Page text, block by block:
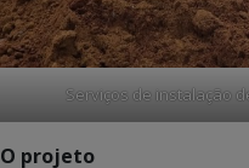
Serviços de instalação
O projeto